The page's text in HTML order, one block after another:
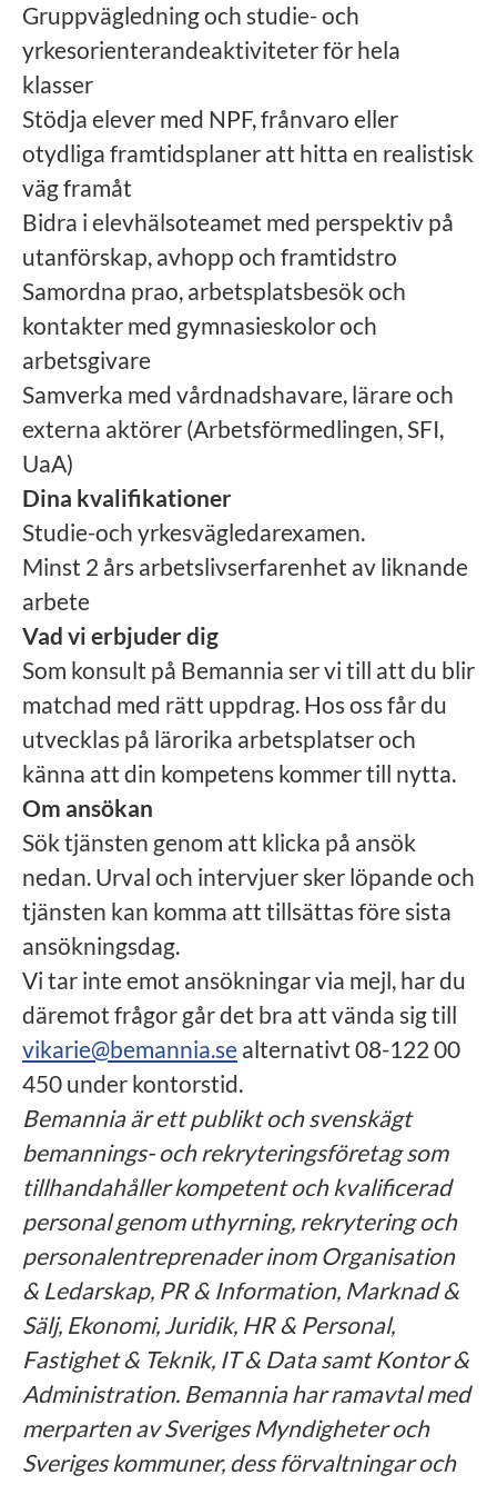
Gruppvägledning och studie- och
yrkesorienterandeaktiviteter för hela
klasser
Stödja elever med NPF, frånvaro eller
otydliga framtidsplaner att hitta en realistisk
väg framåt
Bidra i elevhälsoteamet med perspektiv på
utanförskap, avhopp och framtidstro
Samordna prao, arbetsplatsbesök och
kontakter med gymnasieskolor och
arbetsgivare
Samverka med vårdnadshavare, lärare och
externa aktörer (Arbetsförmedlingen, SFI,
UaA)
Dina kvalifikationer
Studie-och yrkesvägledarexamen.
Minst 2 års arbetslivserfarenhet av liknande
arbete
Vad vi erbjuder dig
Som konsult på Bemannia ser vi till att du blir
matchad med rätt uppdrag. Hos oss får du
utvecklas på lärorika arbetsplatser och
känna att din kompetens kommer till nytta.
Om ansökan
Sök tjänsten genom att klicka på ansök
nedan. Urval och intervjuer sker löpande och
tjänsten kan komma att tillsättas före sista
ansökningsdag.
Vi tar inte emot ansökningar via mejl, har du
däremot frågor går det bra att vända sig till
vikarie@bemannia.se alternativt 08-122 00
450 under kontorstid.
Bemannia är ett publikt och svenskägt
bemannings- och rekryteringsföretag som
tillhandahåller kompetent och kvalificerad
personal genom uthyrning, rekrytering och
personalentreprenader inom Organisation
& Ledarskap, PR & Information, Marknad &
Sälj, Ekonomi, Juridik, HR & Personal,
Fastighet & Teknik, IT & Data samt Kontor &
Administration. Bemannia har ramavtal med
merparten av Sveriges Myndigheter och
Sveriges kommuner, dess förvaltningar och